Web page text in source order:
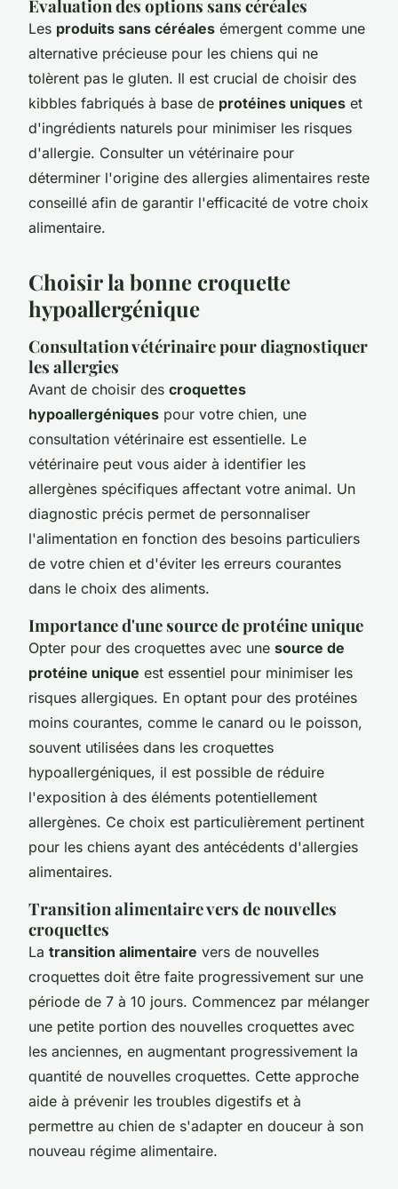
Évaluation des options sans céréales
Les produits sans céréales émergent comme une
alternative précieuse pour les chiens qui ne
tolèrent pas le gluten. Il est crucial de choisir des
kibbles fabriqués à base de protéines uniques et
d'ingrédients naturels pour minimiser les risques
d'allergie. Consulter un vétérinaire pour
déterminer l'origine des allergies alimentaires reste
conseillé afin de garantir l'efficacité de votre choix
alimentaire.
Choisir la bonne croquette
hypoallergénique
Consultation vétérinaire pour diagnostiquer
les allergies
Avant de choisir des croquettes
hypoallergéniques pour votre chien, une
consultation vétérinaire est essentielle. Le
vétérinaire peut vous aider à identifier les
allergènes spécifiques affectant votre animal. Un
diagnostic précis permet de personnaliser
l'alimentation en fonction des besoins particuliers
de votre chien et d'éviter les erreurs courantes
dans le choix des aliments.
Importance d'une source de protéine unique
Opter pour des croquettes avec une source de
protéine unique est essentiel pour minimiser les
risques allergiques. En optant pour des protéines
moins courantes, comme le canard ou le poisson,
souvent utilisées dans les croquettes
hypoallergéniques, il est possible de réduire
l'exposition à des éléments potentiellement
allergènes. Ce choix est particulièrement pertinent
pour les chiens ayant des antécédents d'allergies
alimentaires.
Transition alimentaire vers de nouvelles
croquettes
La transition alimentaire vers de nouvelles
croquettes doit être faite progressivement sur une
période de 7 à 10 jours. Commencez par mélanger
une petite portion des nouvelles croquettes avec
les anciennes, en augmentant progressivement la
quantité de nouvelles croquettes. Cette approche
aide à prévenir les troubles digestifs et à
permettre au chien de s'adapter en douceur à son
nouveau régime alimentaire.